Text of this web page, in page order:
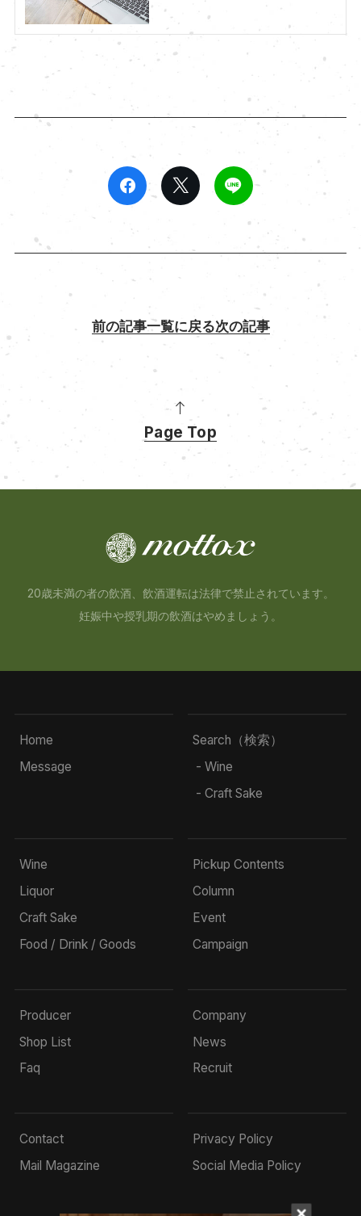
前の記事一覧に戻る次の記事
Page Top
20歳未満の者の飲酒、飲酒運転は法律で禁止されています。
妊娠中や授乳期の飲酒はやめましょう。
Home
Message
Search（検索）
- Wine
- Craft Sake
Wine
Liquor
Craft Sake
Food / Drink / Goods
Pickup Contents
Column
Event
Campaign
Producer
Shop List
Faq
Company
News
Recruit
Contact
Mail Magazine
Privacy Policy
Social Media Policy